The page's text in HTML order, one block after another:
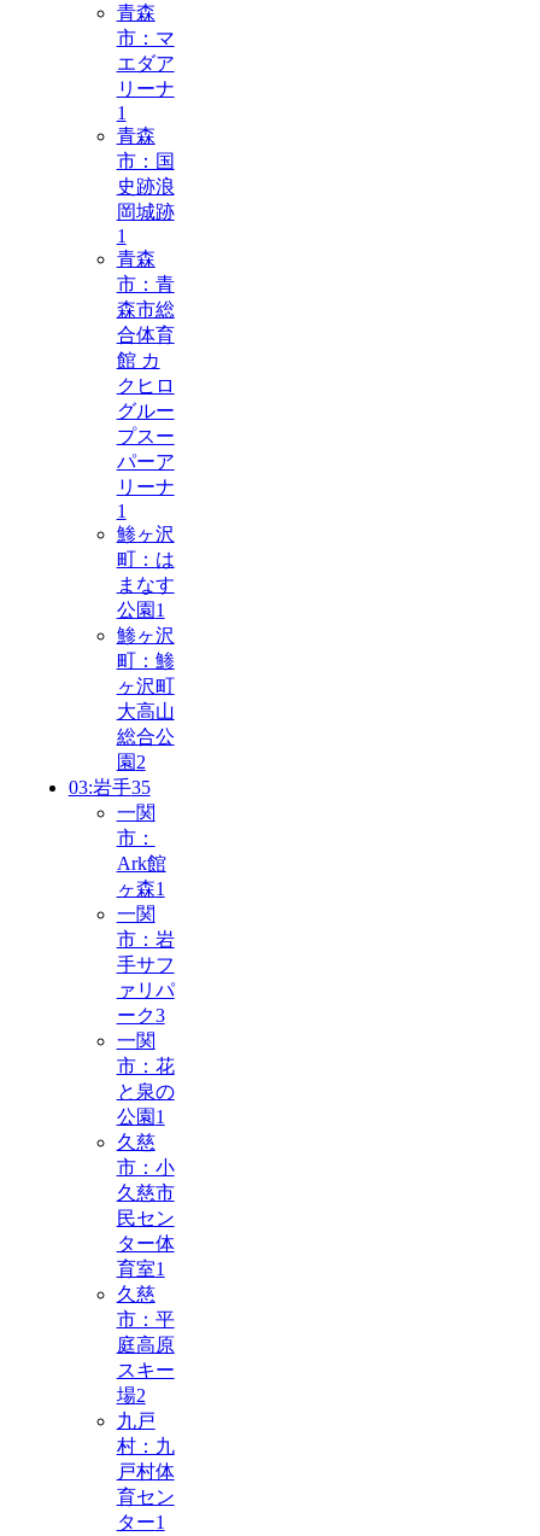
青森
市：マ
エダア
リーナ
1
青森
市：国
史跡浪
岡城跡
1
青森
市：青
森市総
合体育
館 カ
クヒロ
グルー
プスー
パーア
リーナ
1
鯵ヶ沢
町：は
まなす
公園 1
鯵ヶ沢
町：鯵
ヶ沢町
大高山
総合公
園 2
03:岩手35
一関
市：
Ark館
ヶ森1
一関
市：岩
手サフ
ァリパ
ーク3
一関
市：花
と泉の
公園 1
久慈
市：小
久慈市
民セン
ター体
育室1
久慈
市：平
庭高原
スキー
場2
九戸
村：九
戸村体
育セン
ター1